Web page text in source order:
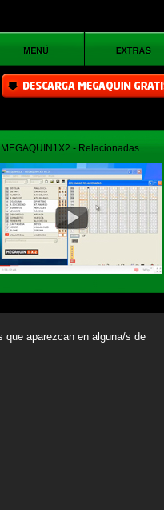
MEGAQUIN1X2 - Relacionadas
que aparezcan en alguna/s de